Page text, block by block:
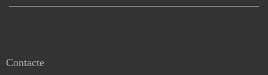
Contacte